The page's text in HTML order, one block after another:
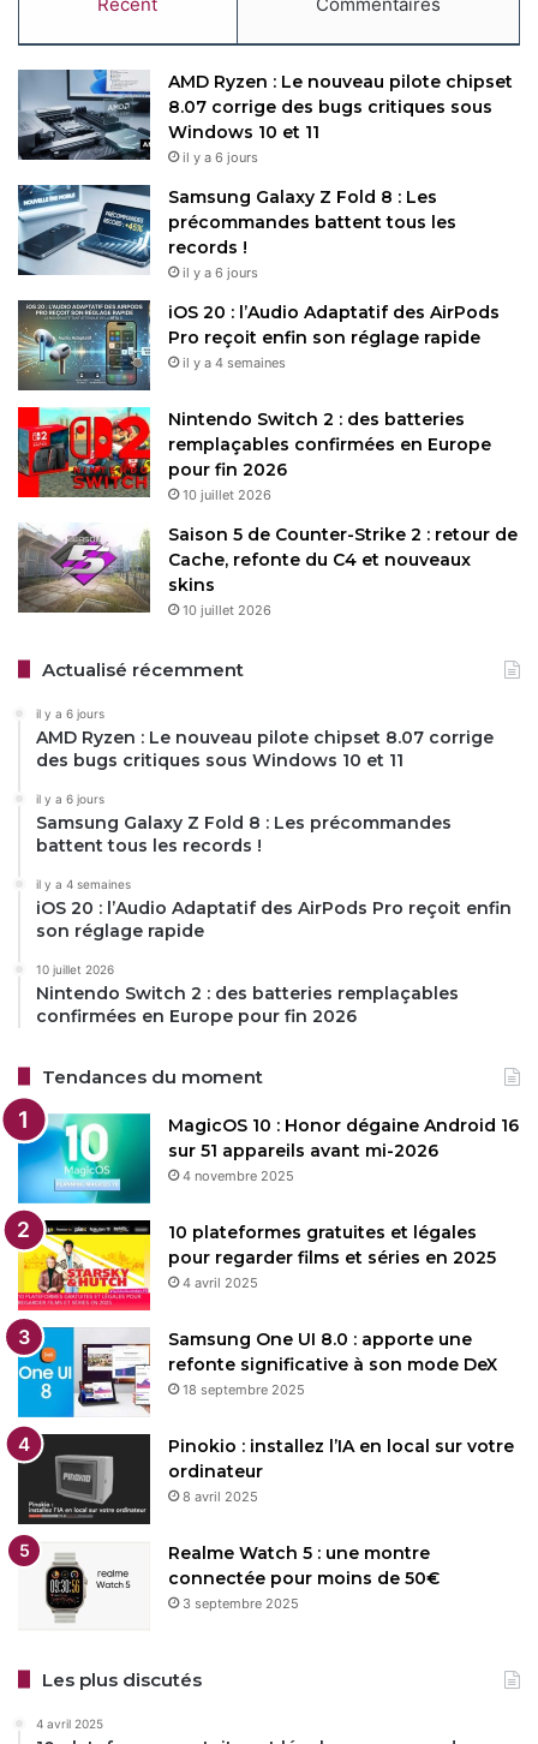
AMD Ryzen : Le nouveau pilote chipset
8.07 corrige des bugs critiques sous
Windows 10 et 11
il y a 6 jours
Samsung Galaxy Z Fold 8 : Les
précommandes battent tous les
records !
il y a 6 jours
iOS 20 : l’Audio Adaptatif des AirPods
Pro reçoit enfin son réglage rapide
il y a 4 semaines
Nintendo Switch 2 : des batteries
remplaçables confirmées en Europe
pour fin 2026
10 juillet 2026
Saison 5 de Counter-Strike 2 : retour de
Cache, refonte du C4 et nouveaux
skins
10 juillet 2026
Actualisé récemment
il y a 6 jours
AMD Ryzen : Le nouveau pilote chipset 8.07 corrige
des bugs critiques sous Windows 10 et 11
il y a 6 jours
Samsung Galaxy Z Fold 8 : Les précommandes
battent tous les records !
il y a 4 semaines
iOS 20 : l’Audio Adaptatif des AirPods Pro reçoit enfin
son réglage rapide
10 juillet 2026
Nintendo Switch 2 : des batteries remplaçables
confirmées en Europe pour fin 2026
Tendances du moment
MagicOS 10 : Honor dégaine Android 16
sur 51 appareils avant mi-2026
4 novembre 2025
10 plateformes gratuites et légales
pour regarder films et séries en 2025
4 avril 2025
Samsung One UI 8.0 : apporte une
refonte significative à son mode DeX
18 septembre 2025
Pinokio : installez l’IA en local sur votre
ordinateur
8 avril 2025
Realme Watch 5 : une montre
connectée pour moins de 50€
3 septembre 2025
Les plus discutés
4 avril 2025